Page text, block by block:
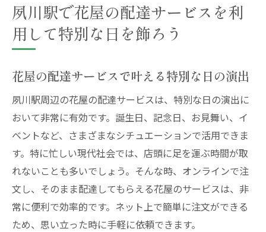
花屋配達サービスの便利な使い方
忙しい現代人にぴったりな花屋配達サービ
ス
かに
花屋配達で夙川駅周辺のシーンを美しく彩
る
なみ花壇ならではの特別な日にぴったりな
花束
夙川駅周辺で人気の花屋配達サービス
花屋配達でお祝い事をさらに特別に
花屋の配達サービスを利用するメリット
夙川駅で花屋の配達サービスを利
用して特別な日を飾ろう
花屋の配達サービスで叶える特別な日の演出
夙川駅周辺の花屋の配達サービスは、特別な日の演出に
おいて非常に有効です。誕生日、記念日、お見舞い、イ
ベントなど、さまざまなシチュエーションで活用できま
す。特に忙しい現代社会では、店頭に足を運ぶ時間が取
れないことも多いでしょう。そんな時、オンラインで注
文し、そのまま配達してもらえる花屋のサービスは、非
常に便利で効率的です。ネット上で簡単に注文ができる
ため、思い立った時に手軽に依頼できます。